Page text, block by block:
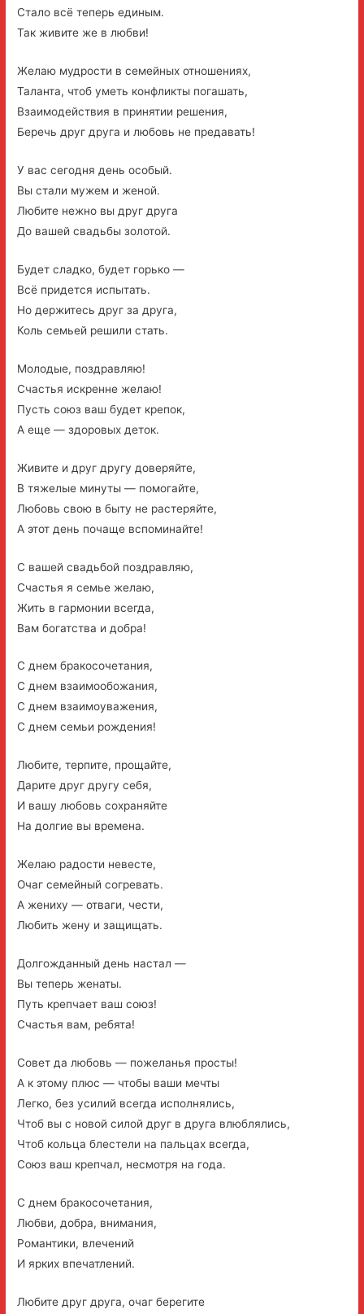
Стало всё теперь единым.
Так живите же в любви!
Желаю мудрости в семейных отношениях,
Таланта, чтоб уметь конфликты погашать,
Взаимодействия в принятии решения,
Беречь друг друга и любовь не предавать!
У вас сегодня день особый.
Вы стали мужем и женой.
Любите нежно вы друг друга
До вашей свадьбы золотой.
Будет сладко, будет горько —
Всё придется испытать.
Но держитесь друг за друга,
Коль семьей решили стать.
Молодые, поздравляю!
Счастья искренне желаю!
Пусть союз ваш будет крепок,
А еще — здоровых деток.
Живите и друг другу доверяйте,
В тяжелые минуты — помогайте,
Любовь свою в быту не растеряйте,
А этот день почаще вспоминайте!
С вашей свадьбой поздравляю,
Счастья я семье желаю,
Жить в гармонии всегда,
Вам богатства и добра!
С днем бракосочетания,
С днем взаимообожания,
С днем взаимоуважения,
С днем семьи рождения!
Любите, терпите, прощайте,
Дарите друг другу себя,
И вашу любовь сохраняйте
На долгие вы времена.
Желаю радости невесте,
Очаг семейный согревать.
А жениху — отваги, чести,
Любить жену и защищать.
Долгожданный день настал —
Вы теперь женаты.
Путь крепчает ваш союз!
Счастья вам, ребята!
Совет да любовь — пожеланья просты!
А к этому плюс — чтобы ваши мечты
Легко, без усилий всегда исполнялись,
Чтоб вы с новой силой друг в друга влюблялись,
Чтоб кольца блестели на пальцах всегда,
Союз ваш крепчал, несмотря на года.
С днем бракосочетания,
Любви, добра, внимания,
Романтики, влечений
И ярких впечатлений.
Любите друг друга, очаг берегите